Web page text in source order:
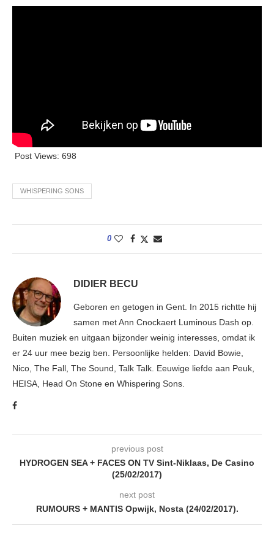
Post Views: 698
WHISPERING SONS
0
DIDIER BECU
Geboren en getogen in Gent. In 2015 richtte hij
samen met Ann Cnockaert Luminous Dash op.
Buiten muziek en uitgaan bijzonder weinig interesses, omdat ik
er 24 uur mee bezig ben. Persoonlijke helden: David Bowie,
Nico, The Fall, The Sound, Talk Talk. Eeuwige liefde aan Peuk,
HEISA, Head On Stone en Whispering Sons.
previous post
HYDROGEN SEA + FACES ON TV Sint-Niklaas, De Casino
(25/02/2017)
next post
RUMOURS + MANTIS Opwijk, Nosta (24/02/2017).